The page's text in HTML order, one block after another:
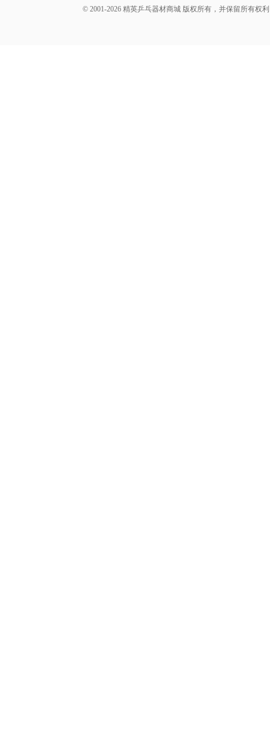
© 2001-2026 精英乒乓器材商城 版权所有，并保留所有权